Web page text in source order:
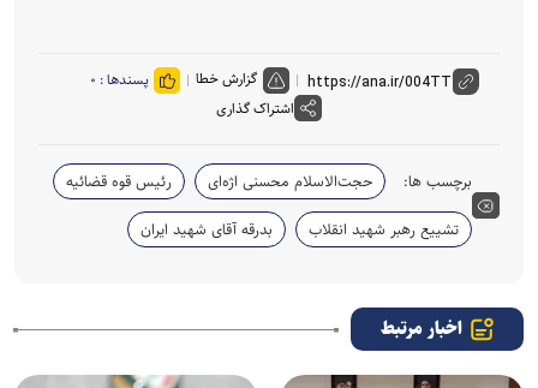
گزارش خطا پسندها : ۰
اشتراک گذاری
برچسب ها: حجت‌الاسلام محسنی اژه‌ای
رئیس قوه قضائیه
تشییع رهبر شهید انقلاب
بدرقه آقای شهید ایران
اخبار مرتبط